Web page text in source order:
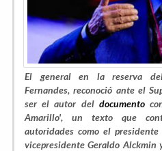
El general en la reserva
Fernandes, reconoció ante el
ser el autor del documento
Amarillo', un texto que
autoridades como el
vicepresidente Geraldo Alckmin